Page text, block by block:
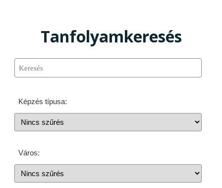
Tanfolyamkeresés
Képzés típusa:
Város: